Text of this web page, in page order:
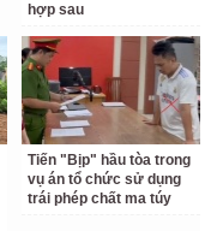
hợp sau
Tiến "Bịp" hầu tòa trong
vụ án tổ chức sử dụng
trái phép chất ma túy